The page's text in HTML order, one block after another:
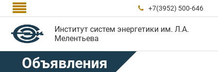
  +7(3952) 500-646
Институт систем энергетики им. Л.А.
Мелентьева
Объявления